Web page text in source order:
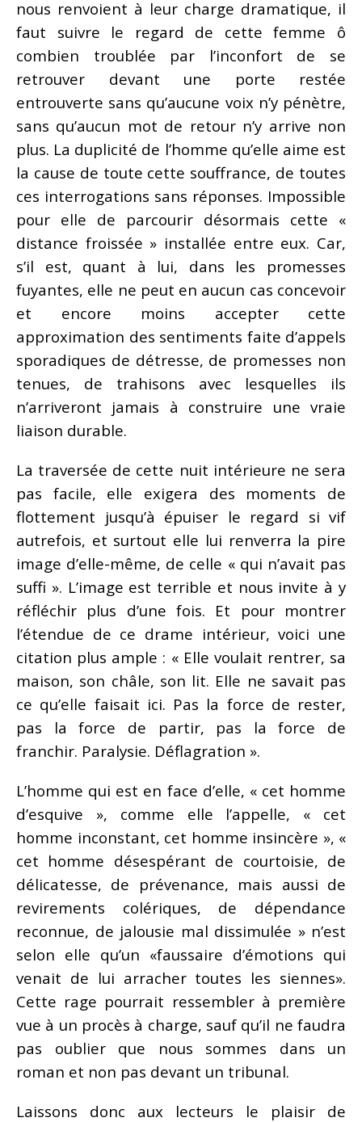
nous renvoient à leur charge dramatique, il
faut suivre le regard de cette femme ô
combien troublée par l’inconfort de se
retrouver devant une porte restée
entrouverte sans qu’aucune voix n’y pénètre,
sans qu’aucun mot de retour n’y arrive non
plus. La duplicité de l’homme qu’elle aime est
la cause de toute cette souffrance, de toutes
ces interrogations sans réponses. Impossible
pour elle de parcourir désormais cette «
distance froissée » installée entre eux. Car,
s’il est, quant à lui, dans les promesses
fuyantes, elle ne peut en aucun cas concevoir
et encore moins accepter cette
approximation des sentiments faite d’appels
sporadiques de détresse, de promesses non
tenues, de trahisons avec lesquelles ils
n’arriveront jamais à construire une vraie
liaison durable.
La traversée de cette nuit intérieure ne sera
pas facile, elle exigera des moments de
flottement jusqu’à épuiser le regard si vif
autrefois, et surtout elle lui renverra la pire
image d’elle-même, de celle « qui n’avait pas
suffi ». L’image est terrible et nous invite à y
réfléchir plus d’une fois. Et pour montrer
l’étendue de ce drame intérieur, voici une
citation plus ample : « Elle voulait rentrer, sa
maison, son châle, son lit. Elle ne savait pas
ce qu’elle faisait ici. Pas la force de rester,
pas la force de partir, pas la force de
franchir. Paralysie. Déflagration ».
L’homme qui est en face d’elle, « cet homme
d’esquive », comme elle l’appelle, « cet
homme inconstant, cet homme insincère », «
cet homme désespérant de courtoisie, de
délicatesse, de prévenance, mais aussi de
revirements colériques, de dépendance
reconnue, de jalousie mal dissimulée » n’est
selon elle qu’un «faussaire d’émotions qui
venait de lui arracher toutes les siennes».
Cette rage pourrait ressembler à première
vue à un procès à charge, sauf qu’il ne faudra
pas oublier que nous sommes dans un
roman et non pas devant un tribunal.
Laissons donc aux lecteurs le plaisir de